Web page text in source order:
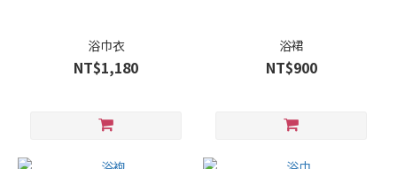
浴巾衣
NT$1,180
浴裙
NT$900